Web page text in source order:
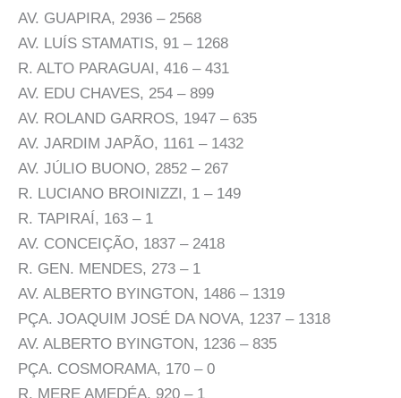
AV. GUAPIRA, 2936 – 2568
AV. LUÍS STAMATIS, 91 – 1268
R. ALTO PARAGUAI, 416 – 431
AV. EDU CHAVES, 254 – 899
AV. ROLAND GARROS, 1947 – 635
AV. JARDIM JAPÃO, 1161 – 1432
AV. JÚLIO BUONO, 2852 – 267
R. LUCIANO BROINIZZI, 1 – 149
R. TAPIRAÍ, 163 – 1
AV. CONCEIÇÃO, 1837 – 2418
R. GEN. MENDES, 273 – 1
AV. ALBERTO BYINGTON, 1486 – 1319
PÇA. JOAQUIM JOSÉ DA NOVA, 1237 – 1318
AV. ALBERTO BYINGTON, 1236 – 835
PÇA. COSMORAMA, 170 – 0
R. MERE AMEDÉA, 920 – 1